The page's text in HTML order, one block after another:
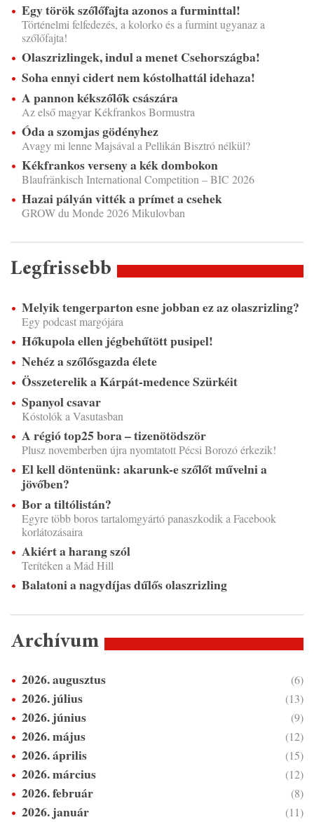
Egy török szőlőfajta azonos a furminttal!
Történelmi felfedezés, a kolorko és a furmint ugyanaz a
szőlőfajta!
Olaszrizlingek, indul a menet Csehországba!
Soha ennyi cidert nem kóstolhattál idehaza!
A pannon kékszőlők császára
Az első magyar Kékfrankos Bormustra
Óda a szomjas gödényhez
Avagy mi lenne Majsával a Pellikán Bisztró nélkül?
Kékfrankos verseny a kék dombokon
Blaufränkisch International Competition – BIC 2026
Hazai pályán vitték a prímet a csehek
GROW du Monde 2026 Mikulovban
Legfrissebb
Melyik tengerparton esne jobban ez az olaszrizling?
Egy podcast margójára
Hőkupola ellen jégbehűtött pusipel!
Nehéz a szőlősgazda élete
Összeterelik a Kárpát-medence Szürkéit
Spanyol csavar
Kóstolók a Vasutasban
A régió top25 bora – tizenötödször
Plusz novemberben újra nyomtatott Pécsi Borozó érkezik!
El kell döntenünk: akarunk-e szőlőt művelni a
jövőben?
Bor a tiltólistán?
Egyre több boros tartalomgyártó panaszkodik a Facebook
korlátozásaira
Akiért a harang szól
Terítéken a Mád Hill
Balatoni a nagydíjas dűlős olaszrizling
Archívum
2026. augusztus (6)
2026. július (13)
2026. június (9)
2026. május (12)
2026. április (15)
2026. március (12)
2026. február (8)
2026. január (11)